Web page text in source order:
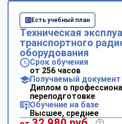
Есть учебный план
Техническая
транспортного
оборудования
Срок обучения
от 256 часов
Получаемый документ
Диплом о
переподготовке
Обучение на базе
Высшее, среднее